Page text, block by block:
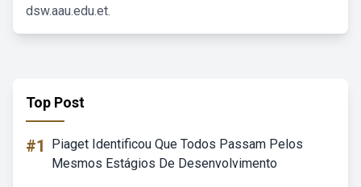
dsw.aau.edu.et.
Top Post
#1
Piaget Identificou Que Todos Passam Pelos
Mesmos Estágios De Desenvolvimento